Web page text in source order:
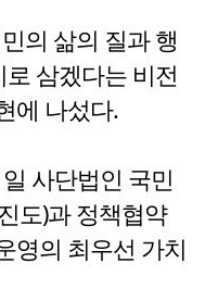
의 삶의 질과 행
삼겠다는 비전
에 나섰다.
사단법인 국민
도)과 정책협약
영의 최우선 가치